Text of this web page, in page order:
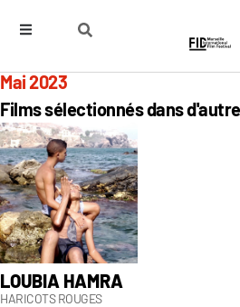
Mai 2023
Films sélectionnés dans
LOUBIA HAMRA
HARICOTS ROUGES